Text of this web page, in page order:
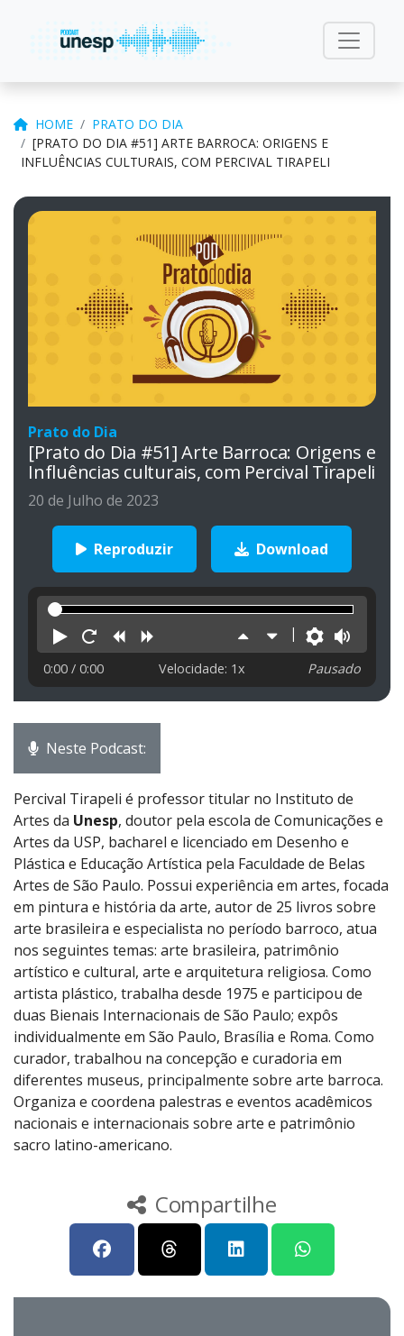
HOME
PRATO DO DIA
[PRATO DO DIA #51] ARTE BARROCA: ORIGENS E
INFLUÊNCIAS CULTURAIS, COM PERCIVAL TIRAPELI
Prato do Dia
[Prato do Dia #51] Arte Barroca: Origens e
Influências culturais, com Percival Tirapeli
20 de Julho de 2023
Reproduzir Download
Reproduzir
ReiniciarRetroceder
Aumentar
velocidade
Diminuir
velocidade
0:00 / 0:00 Velocidade: 1x Pausado
Neste Podcast:
Percival Tirapeli é professor titular no Instituto de
Artes da Unesp, doutor pela escola de Comunicações e
Artes da USP, bacharel e licenciado em Desenho e
Plástica e Educação Artística pela Faculdade de Belas
Artes de São Paulo. Possui experiência em artes, focada
em pintura e história da arte, autor de 25 livros sobre
arte brasileira e especialista no período barroco, atua
nos seguintes temas: arte brasileira, patrimônio
artístico e cultural, arte e arquitetura religiosa. Como
artista plástico, trabalha desde 1975 e participou de
duas Bienais Internacionais de São Paulo; expôs
individualmente em São Paulo, Brasília e Roma. Como
curador, trabalhou na concepção e curadoria em
diferentes museus, principalmente sobre arte barroca.
Organiza e coordena palestras e eventos acadêmicos
nacionais e internacionais sobre arte e patrimônio
sacro latino-americano.
Compartilhe